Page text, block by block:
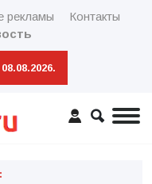
рекламы
Контакты
08.08.2026.